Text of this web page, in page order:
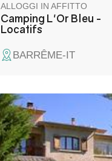
ALLOGGI IN AFFITTO
Camping L'Or Bleu -
Locatifs
BARRÊME-IT
Piano terra della villa in stile
provenzale dei proprietari.